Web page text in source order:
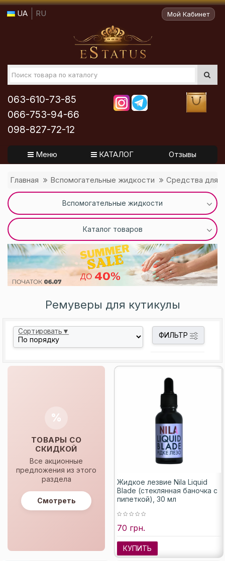
UA RU Мой Кабинет
063-610-73-85
066-753-94-66
098-827-72-12
Меню КАТАЛОГ Отзывы
Главная Вспомогательные жидкости Средства для
Вспомогательные жидкости
Каталог товаров
Ремуверы для кутикулы
Сортировать▼ ФИЛЬТР
%
ТОВАРЫ СО
СКИДКОЙ
Все акционные
предложения из этого
раздела
Смотреть
Жидкое лезвие Nila Liquid
Blade (стеклянная баночка с
пипеткой), 30 мл
70 грн.
КУПИТЬ